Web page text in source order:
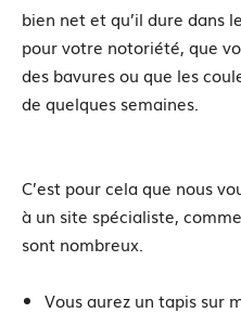
bien net et qu’il dure dans
pour votre notoriété, que
des bavures ou que les
de quelques semaines.
C’est pour cela que nous
à un site spécialiste, comme
sont nombreux.
Vous aurez un tapis sur